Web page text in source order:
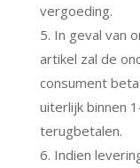
vergoeding.
5. In geval van
artikel zal de
consument
uiterlijk binnen
terugbetalen.
6. Indien